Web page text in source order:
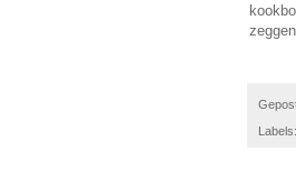
zeggen.
Labels: